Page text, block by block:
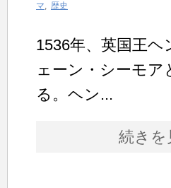
マ, 歴史
1536年、英国王ヘ
ェーン・シーモア
る。ヘン...
続きを